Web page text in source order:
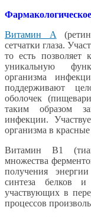
Витамин А
сетчатки глаза.
то есть позволяет
уникальную
организма
поддерживают
оболочек
таким образом
инфекции.
организма в
Витамин В1
множества
получения
синтеза белков
участвующих в
процессов